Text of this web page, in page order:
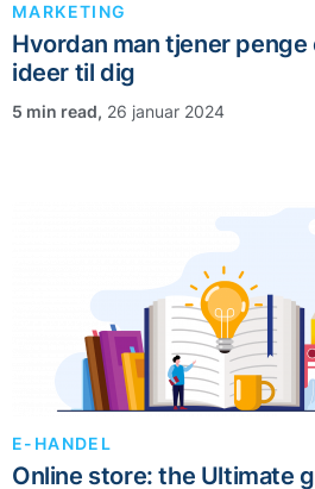
MARKETING
Hvordan man tjener penge
ideer til dig
, 26 januar 2024
E-HANDEL
Online store: the Ultimate